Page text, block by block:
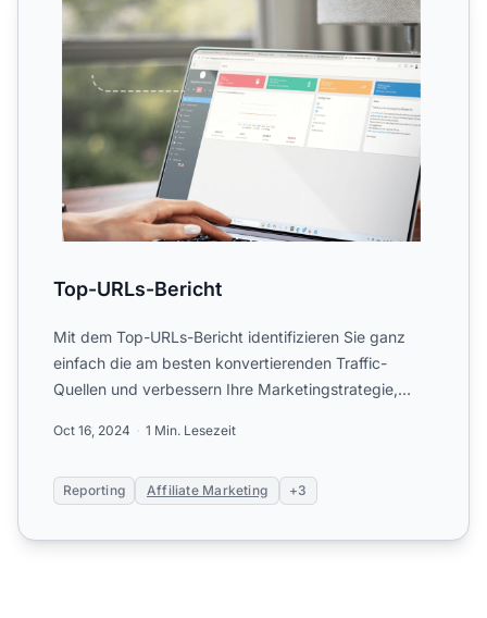
Top-URLs-Bericht
Mit dem Top-URLs-Bericht identifizieren Sie ganz
einfach die am besten konvertierenden Traffic-
Quellen und verbessern Ihre Marketingstrategie,
Oct 16, 2024 1 Min. Lesezeit
Reporting Affiliate Marketing +3